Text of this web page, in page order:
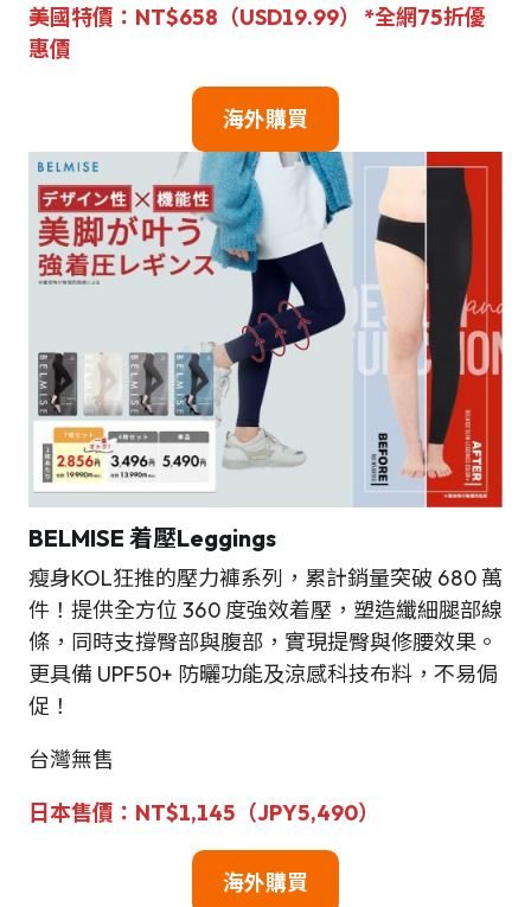
美國特價：NT$658（USD19.99） *全網75折優
惠價
海外購買
BELMISE 着壓Leggings
瘦身KOL狂推的壓力褲系列，累計銷量突破 680 萬
件！提供全方位 360 度強效着壓，塑造纖細腿部線
條，同時支撐臀部與腹部，實現提臀與修腰效果。
更具備 UPF50+ 防曬功能及涼感科技布料，不易侷
促！
台灣無售
日本售價：NT$1,145（JPY5,490）
海外購買